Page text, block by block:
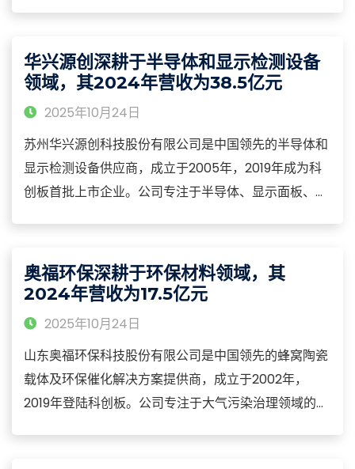
导航接收机、机载/舰载电子设备及专用信息系统等核
心品类，广泛应用于国防军事、应急通信、交通运输、
华兴源创深耕于半导体和显示检测设备
领域，其2024年营收为38.5亿元
2025年10月24日
苏州华兴源创科技股份有限公司是中国领先的半导体和
显示检测设备供应商，成立于2005年，2019年成为科
创板首批上市企业。公司专注于半导体、显示面板、汽
SoC测试机、显示驱动芯片测试机、OLED检测设备、
微机电系统（MEMS）测试设备等核心品类
奥福环保深耕于环保材料领域，其
2024年营收为17.5亿元
2025年10月24日
山东奥福环保科技股份有限公司是中国领先的蜂窝陶瓷
载体及环保催化解决方案提供商，成立于2002年，
2019年登陆科创板。公司专注于大气污染治理领域的功